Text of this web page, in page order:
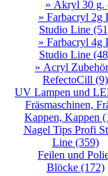
» Akryl 30 g.
» Farbacryl 2g
Studio Line
» Farbacryl 4g
Studio Line
» Acryl Zubehör
RefectoCill (9)
UV Lampen und
Fräsmaschinen,
Kappen, Kappen
Nagel Tips Profi
Line(359)
Feilen und
Blöcke(172)